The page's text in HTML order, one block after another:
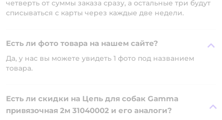
четверть от суммы заказа сразу, а остальные три будут
списываться с карты через каждые две недели.
Есть ли фото товара на нашем сайте?
Да, у нас вы можете увидеть 1 фото под названием
товара.
Есть ли скидки на Цепь для собак Gamma
привязочная 2м 31040002 и его аналоги?